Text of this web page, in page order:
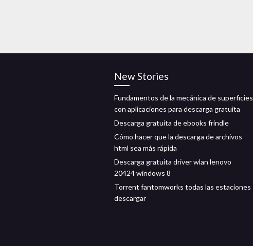
New Stories
Fundamentos de la mecánica de superficies
con aplicaciones para descarga gratuita
Descarga gratuita de ebooks frindle
Cómo hacer que la descarga de archivos
html sea más rápida
Descarga gratuita driver wlan lenovo
20424 windows 8
Torrent fantomworks todas las estaciones
descargar